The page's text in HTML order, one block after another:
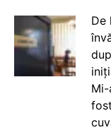
De
Mi-